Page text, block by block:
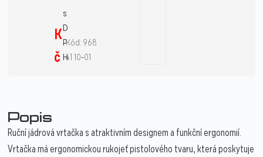
K
č
s
D
P
H
Kód: 968
41 10‑01
Popis
Ruční jádrová vrtačka s atraktivním designem a funkční ergonomií.
Vrtačka má ergonomickou rukojeť pistolového tvaru, která poskytuje